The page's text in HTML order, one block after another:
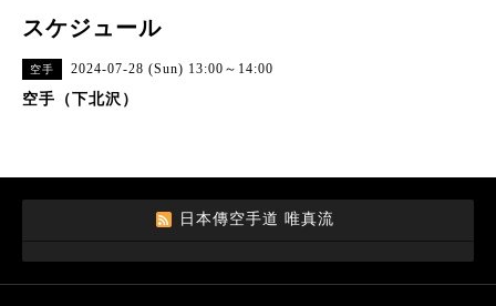
スケジュール
空手 2024-07-28 (Sun) 13:00～14:00
空手（下北沢）
日本傳空手道 唯真流